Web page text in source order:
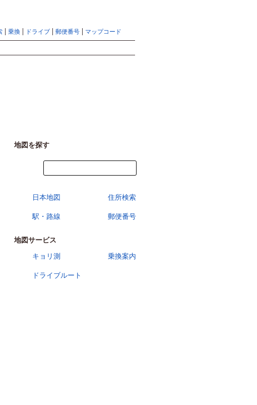
乗換 ドライブ 郵便番号 マップコード
地図を探す
日本地図 住所検索
駅・路線 郵便番号
地図サービス
キョリ測
乗換案内
ドライブルート